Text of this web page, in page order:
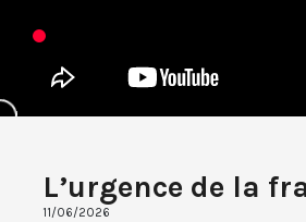
L’urgence de la
11/06/2026